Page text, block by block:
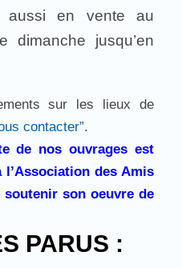
aussi en vente au
jusqu’en
sur les lieux de
contacter”.
de nos ouvrages est
des Amis
son oeuvre de
PARUS :